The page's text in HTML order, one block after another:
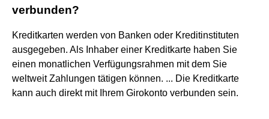
verbunden?
Kreditkarten werden von Banken oder Kreditinstituten
ausgegeben. Als Inhaber einer Kreditkarte haben Sie
einen monatlichen Verfügungsrahmen mit dem Sie
weltweit Zahlungen tätigen können. ... Die Kreditkarte
kann auch direkt mit Ihrem Girokonto verbunden sein.